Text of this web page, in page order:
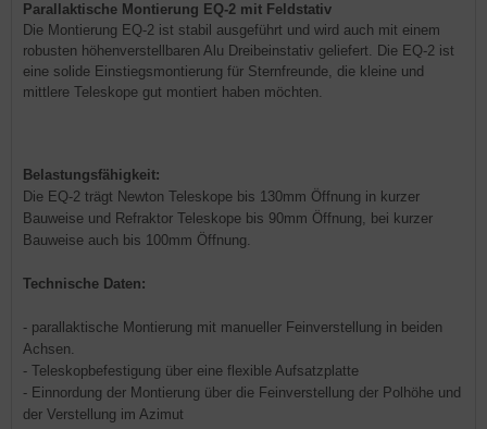
Parallaktische Montierung EQ-2 mit Feldstativ
Die Montierung EQ-2 ist stabil ausgeführt und wird auch mit einem
robusten höhenverstellbaren Alu Dreibeinstativ geliefert. Die EQ-2 ist
eine solide Einstiegsmontierung für Sternfreunde, die kleine und
mittlere Teleskope gut montiert haben möchten.
Belastungsfähigkeit:
Die EQ-2 trägt Newton Teleskope bis 130mm Öffnung in kurzer
Bauweise und Refraktor Teleskope bis 90mm Öffnung, bei kurzer
Bauweise auch bis 100mm Öffnung.
Technische Daten:
- parallaktische Montierung mit manueller Feinverstellung in beiden
Achsen.
- Teleskopbefestigung über eine flexible Aufsatzplatte
- Einnordung der Montierung über die Feinverstellung der Polhöhe und
der Verstellung im Azimut